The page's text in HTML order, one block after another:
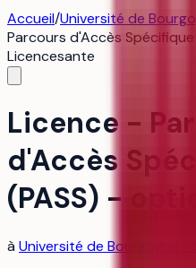
Accueil/Université de
Parcours d'Accès
Licencesante
Licence -
d'Accès
(PASS) -
à Université de Bourgogne -